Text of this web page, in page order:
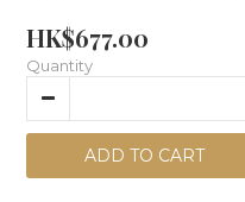
HK$677.00
Quantity
ADD TO CART